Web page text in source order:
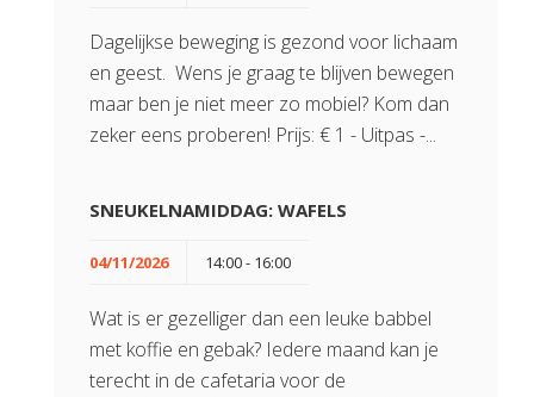
Dagelijkse beweging is gezond voor lichaam
en geest. Wens je graag te blijven bewegen
maar ben je niet meer zo mobiel? Kom dan
zeker eens proberen! Prijs: € 1 - Uitpas -...
SNEUKELNAMIDDAG: WAFELS
04/11/2026 14:00 - 16:00
Wat is er gezelliger dan een leuke babbel
met koffie en gebak? Iedere maand kan je
terecht in de cafetaria voor de